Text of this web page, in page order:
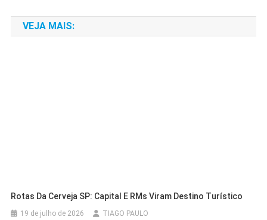
de
Post
VEJA MAIS:
Rotas Da Cerveja SP: Capital E RMs Viram Destino Turístico
19 de julho de 2026 TIAGO PAULO